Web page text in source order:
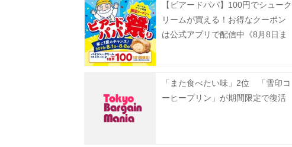
【ビアードパパ】100円でシューク
リームが買える！お得なクーポン
は公式アプリで配信中《8月8日ま
「また食べたい味」2位 「雪印コ
ーヒープリン」が期間限定で復活